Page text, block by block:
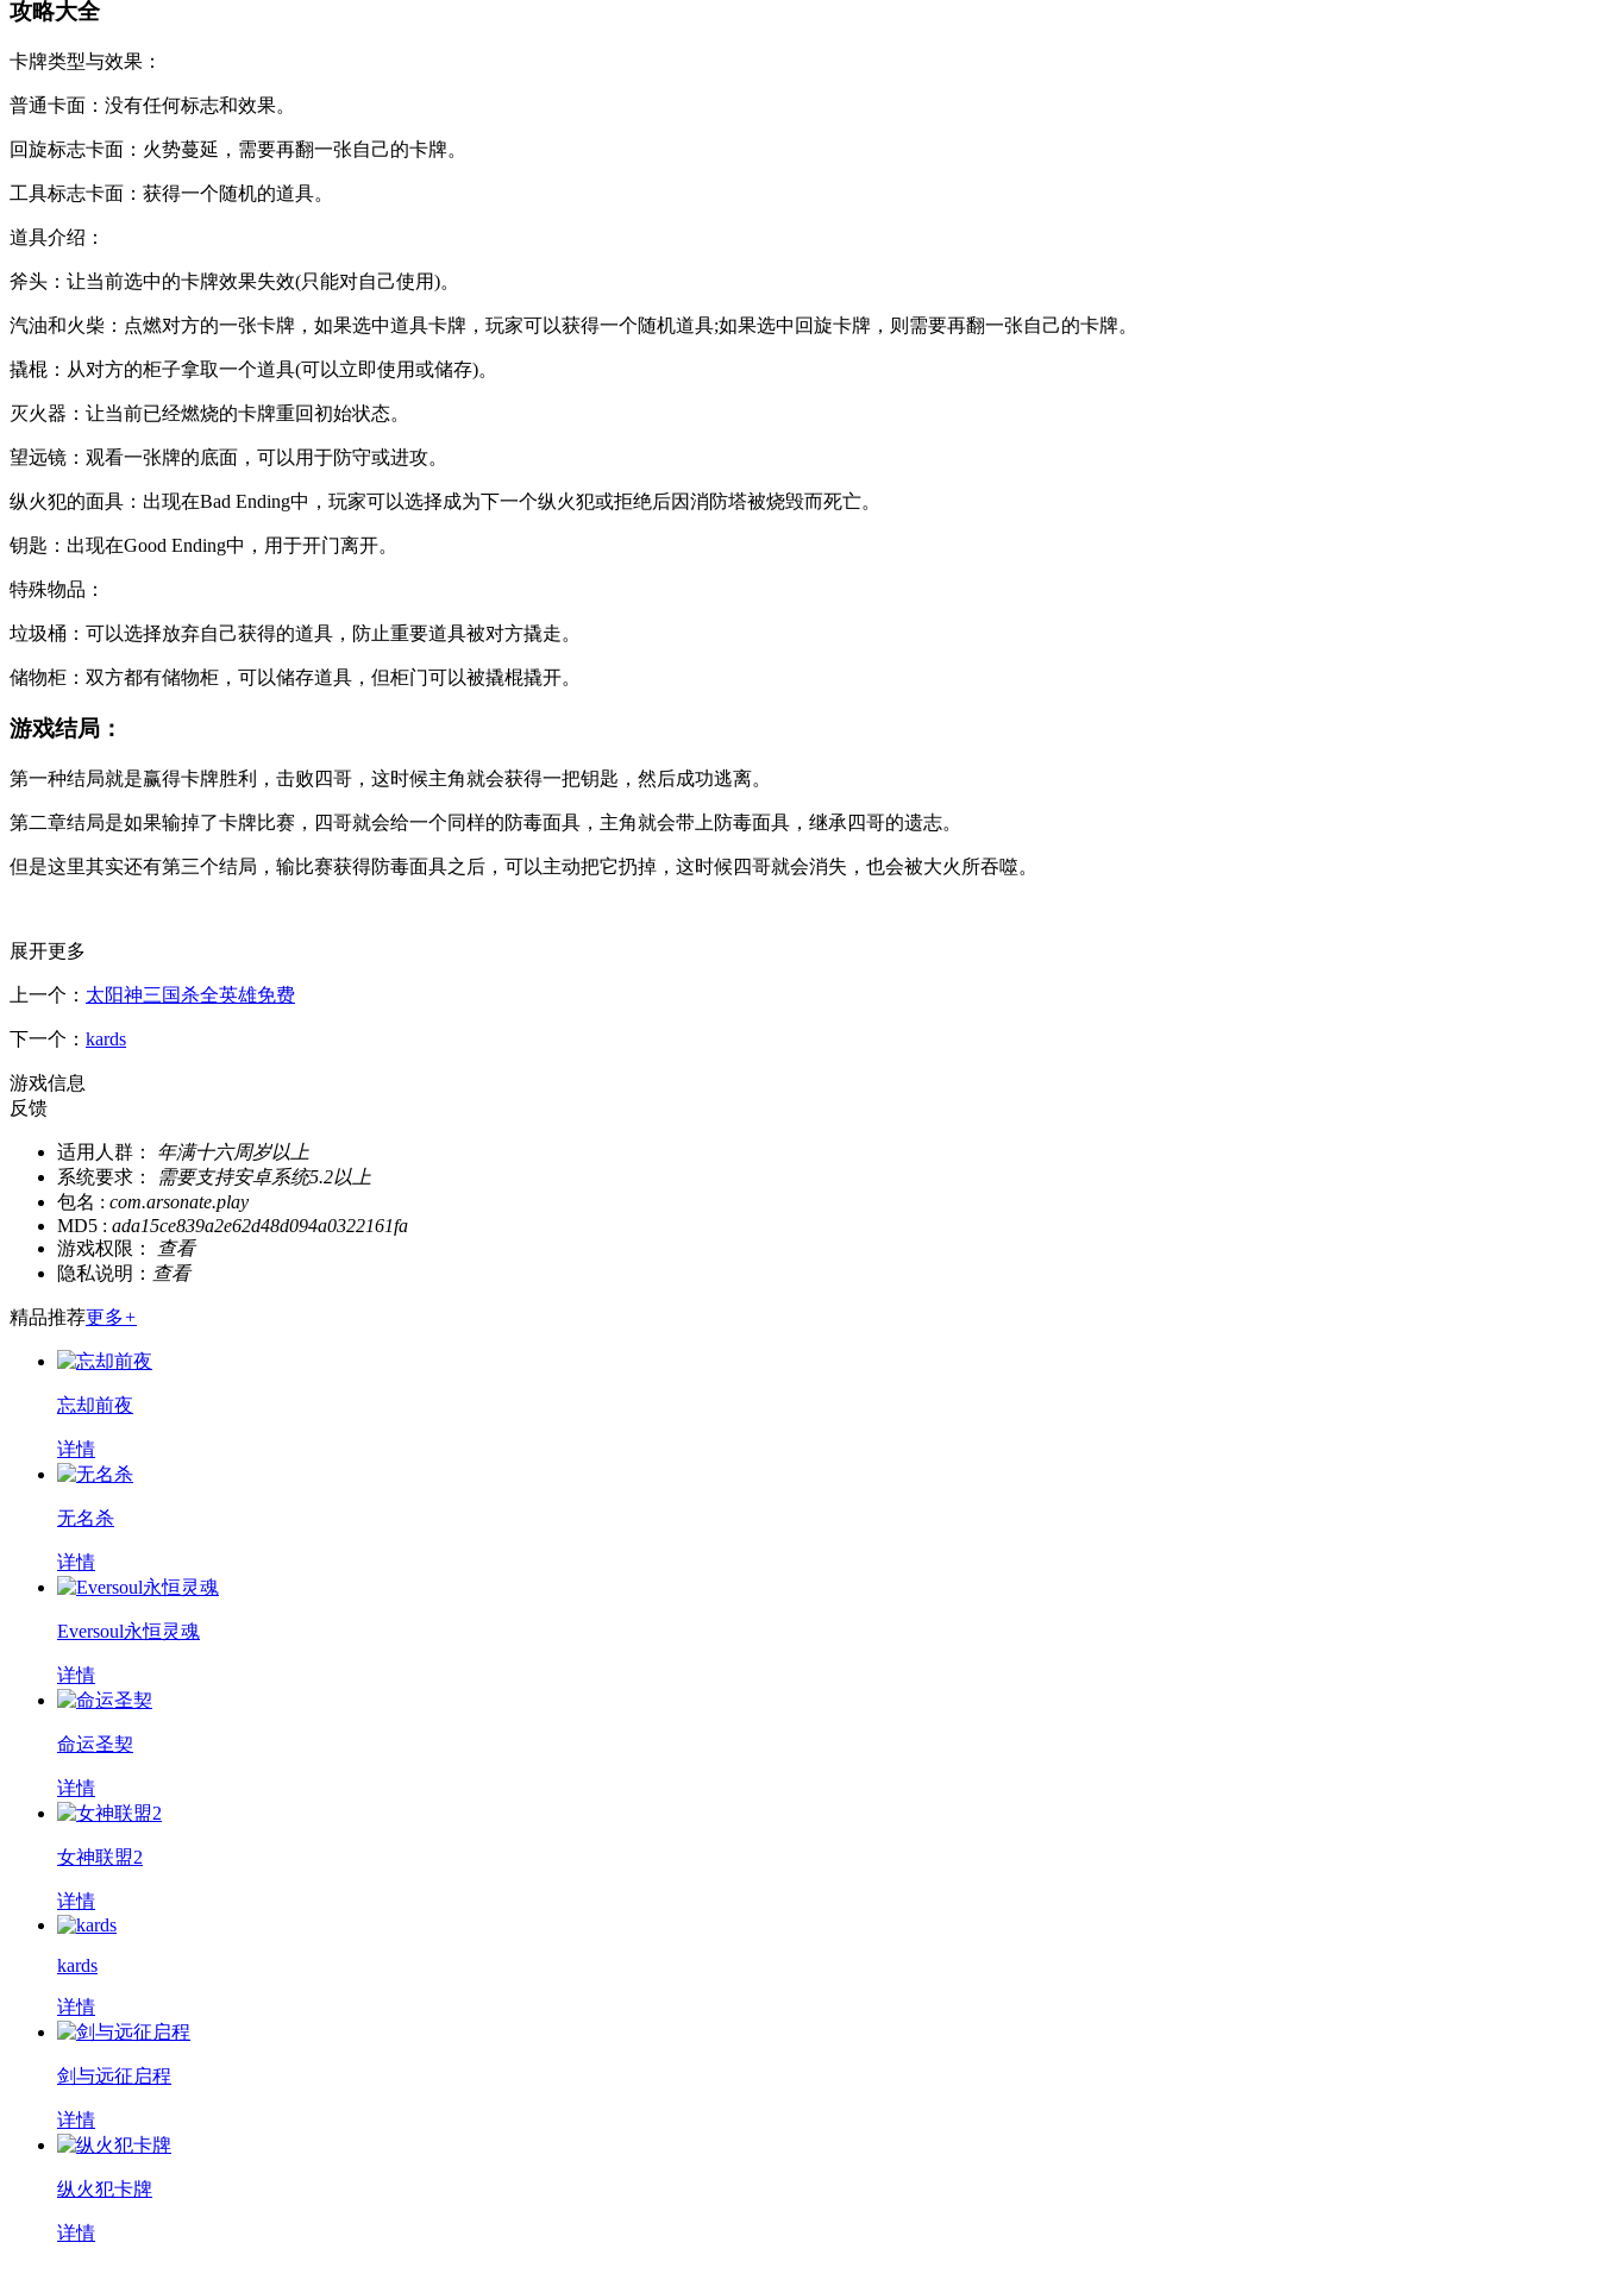
攻略大全
卡牌类型与效果：‌
普通卡面：‌没有任何标志和效果。‌
回旋标志卡面：‌火势蔓延，‌需要再翻一张自己的卡牌。‌
工具标志卡面：‌获得一个随机的道具。‌
道具介绍：‌
斧头：‌让当前选中的卡牌效果失效(‌只能对自己使用)‌。‌
汽油和火柴：‌点燃对方的一张卡牌，‌如果选中道具卡牌，‌玩家可以获得一个随机道具;‌如果选中回旋卡牌，‌则需要再翻一张自己的卡牌。‌
撬棍：‌从对方的柜子拿取一个道具(‌可以立即使用或储存)‌。‌
灭火器：‌让当前已经燃烧的卡牌重回初始状态。‌
望远镜：‌观看一张牌的底面，‌可以用于防守或进攻。‌
纵火犯的面具：‌出现在Bad Ending中，‌玩家可以选择成为下一个纵火犯或拒绝后因消防塔被烧毁而死亡。‌
钥匙：‌出现在Good Ending中，‌用于开门离开。‌
特殊物品：‌
垃圾桶：‌可以选择放弃自己获得的道具，‌防止重要道具被对方撬走。‌
储物柜：‌双方都有储物柜，‌可以储存道具，‌但柜门可以被撬棍撬开。‌
游戏结局：
第一种结局就是赢得卡牌胜利，击败四哥，这时候主角就会获得一把钥匙，然后成功逃离。
第二章结局是如果输掉了卡牌比赛，四哥就会给一个同样的防毒面具，主角就会带上防毒面具，继承四哥的遗志。
但是这里其实还有第三个结局，输比赛获得防毒面具之后，可以主动把它扔掉，这时候四哥就会消失，也会被大火所吞噬。
展开更多
上一个： 太阳神三国杀全英雄免费
下一个： kards
游戏信息
反馈
适用人群：
年满十六周岁以上
系统要求：
需要支持安卓系统5.2以上
包名 : com.arsonate.play
MD5 : ada15ce839a2e62d48d094a0322161fa
游戏权限：
查看
隐私说明： 查看
精品推荐更多+
忘却前夜
详情
无名杀
详情
Eversoul永恒灵魂
详情
命运圣契
详情
女神联盟2
详情
kards
详情
剑与远征启程
详情
纵火犯卡牌
详情